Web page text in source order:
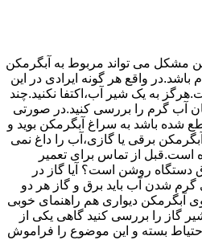
مشکل می تواند مربوط به آبگرمکن
واقع هر گونه ایرادی در این
به یک شیر آب،اکتفا نکنید.چند
آب گرم را بررسی کنید.در صورتی
شده باشد به سراغ آبگرمکن بوید و
برقی یا گازی،آب را داغ نمی
است.قبل از تماس برای تعمیر
دستگاه روشن است؟ آیا گاز در
شدن آب باید برق و گاز هر دو
دیواری هم راهنمای خوبی
گاز را بررسی کنید گاهی یکی از
احتیاط بسته و این موضوع را فراموش